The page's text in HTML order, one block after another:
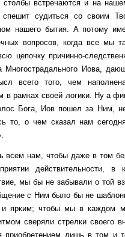
столбы встречаются и на
судиться со своим
нашего бытия. А потому
вопросов, когда все мы
цепочку причинно-
Многострадального Иова,
всего того, чем
в рамках своей логики. Ну а
Бога, Иов пошел за Ним,
то, о чем сказал нам
всем нам, чтобы даже в том
действительности,
мы бы не забывали о той
с Ним было бы не
ярким; чтобы мы в каждом
сверяли стрелки своего
приобретением лишь в том и